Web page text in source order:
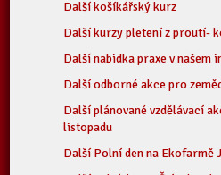
Další košíkářský kurz
Další kurzy pletení z proutí-
Další nabidka praxe v našem
Další odborné akce pro
Další plánované vzdělávací
listopadu
Další Polní den na Ekofarmě